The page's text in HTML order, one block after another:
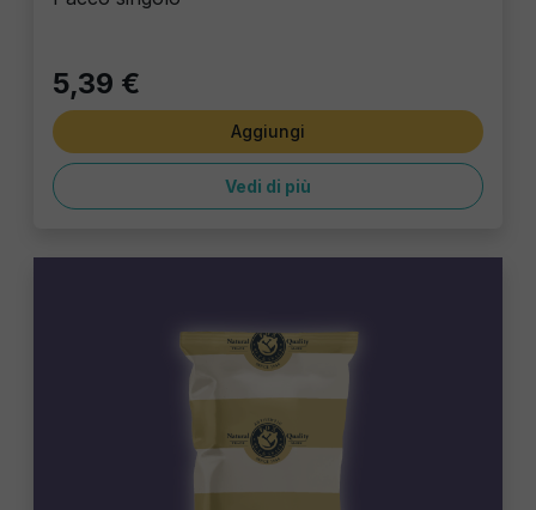
5,39 €
Aggiungi
Vedi di più